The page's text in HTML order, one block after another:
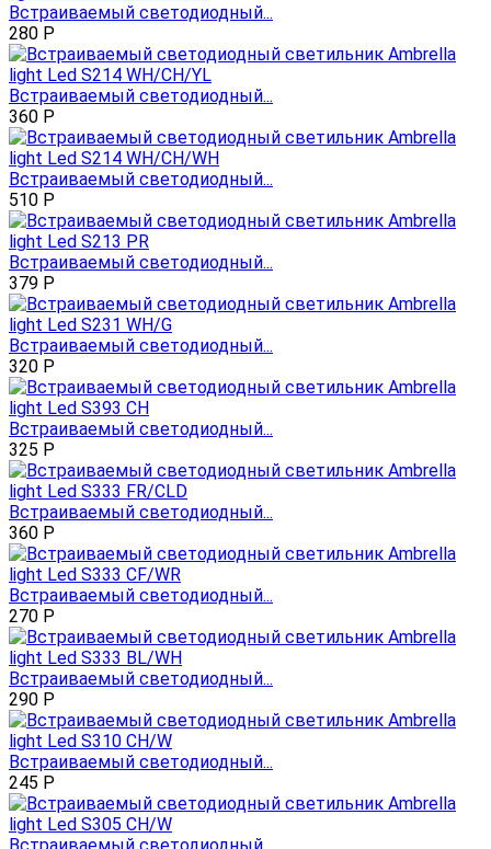
Встраиваемый светодиодный...
280 Р
Встраиваемый светодиодный...
360 Р
Встраиваемый светодиодный...
510 Р
Встраиваемый светодиодный...
379 Р
Встраиваемый светодиодный...
320 Р
Встраиваемый светодиодный...
325 Р
Встраиваемый светодиодный...
360 Р
Встраиваемый светодиодный...
270 Р
Встраиваемый светодиодный...
290 Р
Встраиваемый светодиодный...
245 Р
Встраиваемый светодиодный...